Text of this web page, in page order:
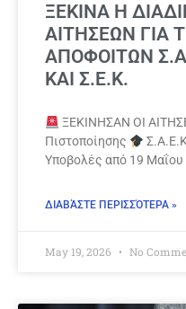
ΞΕΚΙΝΑ Η
ΑΙΤΗΣΕΩΝ ΓΙΑ
ΑΠΟΦΟΙΤΩΝ
ΚΑΙ Σ.Ε.Κ.
ΞΕΚΙΝΗΣΑΝ ΟΙ
Πιστοποίησης
Υποβολές από 19
ΔΙΑΒΆΣΤΕ ΠΕΡΙΣΣΌΤΕΡΑ »
May 19, 2026 No